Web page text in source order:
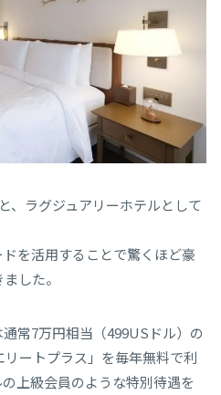
、ラグジュアリーホテルとして
を活用することで驚くほど豪
した。
常7万円相当（499USドル）の
ートプラス」を毎年無料で利
上級会員のような特別待遇を